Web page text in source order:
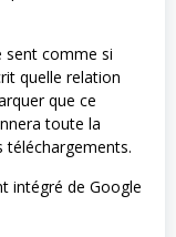
sent comme si
quelle relation
que ce
toute la
téléchargements.
intégré de Google